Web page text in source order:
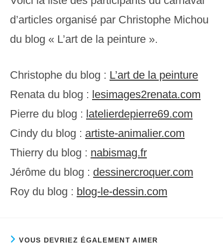
d’articles organisé par Christophe Michou
du blog « L’art de la peinture ».
Christophe du blog : L’art de la peinture
Renata du blog : lesimages2renata.com
Pierre du blog : latelierdepierre69.com
Cindy du blog : artiste-animalier.com
Thierry du blog : nabismag.fr
Jérôme du blog : dessinercroquer.com
Roy du blog : blog-le-dessin.com
VOUS DEVRIEZ ÉGALEMENT AIMER